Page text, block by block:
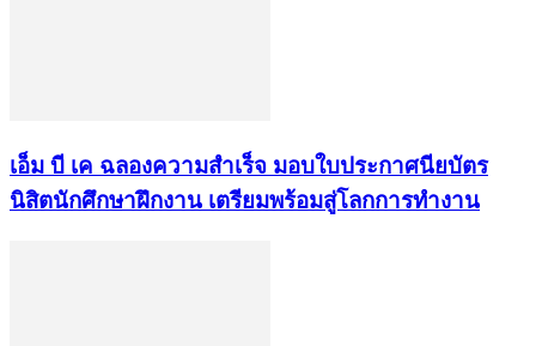
เอ็ม บี เค ฉลองความสำเร็จ มอบใบประกาศนียบัตร
นิสิตนักศึกษาฝึกงาน เตรียมพร้อมสู่โลกการทำงาน